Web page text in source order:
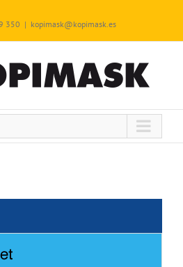
350 | kopimask@kopimask.es